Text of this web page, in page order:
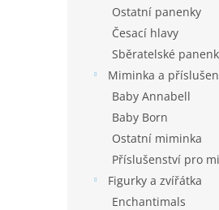
Ostatní panenky
Česací hlavy
Sběratelské
Miminka a
Baby Annabell
Baby Born
Ostatní miminka
Příslušenství pro
Figurky a zvířátka
Enchantimals